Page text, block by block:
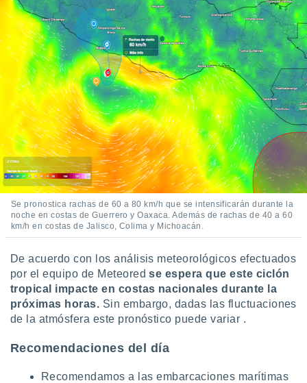
Se pronostica rachas de 60 a 80 km/h que se intensificarán durante la
noche en costas de Guerrero y Oaxaca. Además de rachas de 40 a 60
km/h en costas de Jalisco, Colima y Michoacán.
De acuerdo con los análisis meteorológicos efectuados
por el equipo de Meteoredse espera que este ciclón
tropical impacte en costas nacionales durante la
próximas horas. Sin embargo, dadas las fluctuaciones
de la atmósfera este pronóstico puede variar .
Recomendaciones del día
Recomendamos a las embarcaciones marítimas